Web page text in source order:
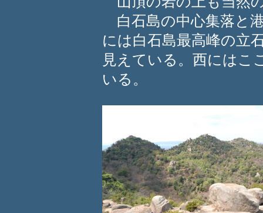
白石島の中心集落と
には白石島最高峰の立
見えている。西にはこ
いる。